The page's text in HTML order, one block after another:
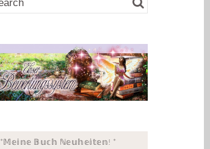
*𝕄𝕖𝕚𝕟𝕖 𝔹𝕦𝕔𝕙 ℕ𝕖𝕦𝕙𝕖𝕚𝕥𝕖𝕟! *